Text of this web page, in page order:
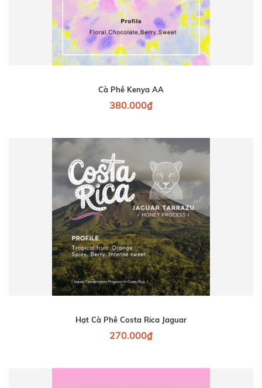
Cà Phê Kenya AA
380.000₫
Hạt Cà Phê Costa Rica Jaguar
270.000₫